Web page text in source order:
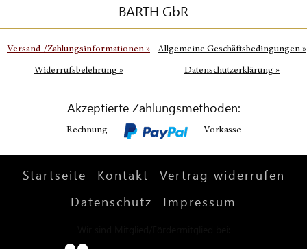
BARTH GbR
Versand-/Zahlungsinformationen » Allgemeine Geschäftsbedingungen »
Widerrufsbelehrung » Datenschutzerklärung »
Akzeptierte Zahlungsmethoden:
Rechnung Vorkasse
Startseite Kontakt
Vertrag widerrufen
Datenschutz
Impressum